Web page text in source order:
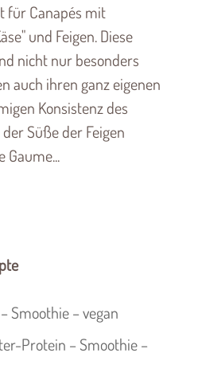
für Canapés mit
und Feigen. Diese
nicht nur besonders
auch ihren ganz eigenen
Konsistenz des
Süße der Feigen
Gaume...
Smoothie – vegan
Protein – Smoothie –